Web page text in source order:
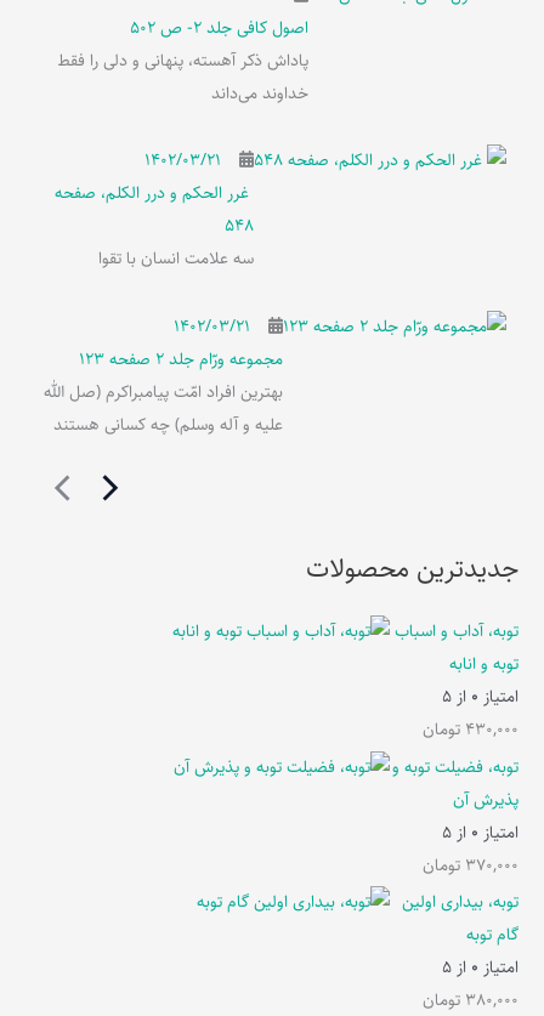
اصول کافی جلد 2- ص 502
پاداش ذکر آهسته، پنهانی و دلی را فقط
خداوند می‌داند
۱۴۰۲/۰۳/۲۱
غرر الحکم و درر الکلم، صفحه
548
سه علامت انسان با تقوا
۱۴۰۲/۰۳/۲۱
مجموعه ورّام جلد 2 صفحه 123
بهترین افراد امّت پیامبراکرم (صل الله
علیه و آله وسلم) چه کسانی هستند
جدیدترین محصولات
توبه، آداب و اسباب
توبه و انابه
امتیاز 0 از 5
430,000 تومان
توبه، فضیلت توبه و
پذیرش آن
امتیاز 0 از 5
370,000 تومان
توبه، بیداری اولین
گام توبه
امتیاز 0 از 5
380,000 تومان